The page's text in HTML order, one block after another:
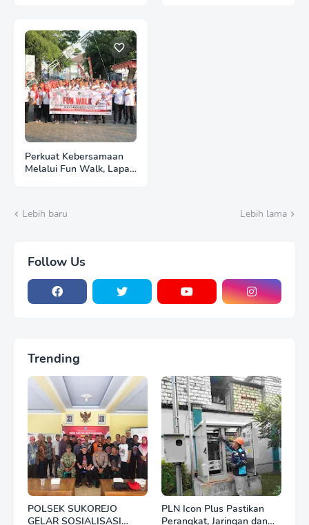
Perkuat Kebersamaan
Melalui Fun Walk, Lapas
Lebih baru Lebih lama
Follow Us
Trending
POLSEK SUKOREJO
GELAR SOSIALISASI
PLN Icon Plus Pastikan
Perangkat, Jaringan dan